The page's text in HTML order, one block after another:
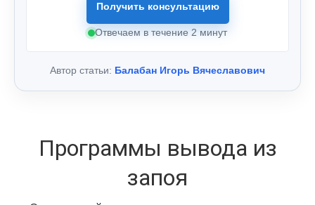
Получить консультацию
Отвечаем в течение 2 минут
Автор статьи: Балабан Игорь Вячеславович
Программы вывода из
запоя